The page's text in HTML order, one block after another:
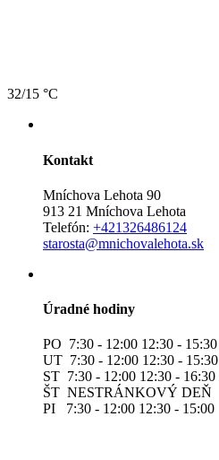
32/15 °C
Kontakt
Mníchova Lehota 90
913 21 Mníchova Lehota
Telefón: +421326486124
starosta@mnichovalehota.sk
Úradné hodiny
PO 7:30 - 12:00 12:30 - 15:30
UT 7:30 - 12:00 12:30 - 15:30
ST 7:30 - 12:00 12:30 - 16:30
ŠT NESTRÁNKOVÝ DEŇ
PI 7:30 - 12:00 12:30 - 15:00